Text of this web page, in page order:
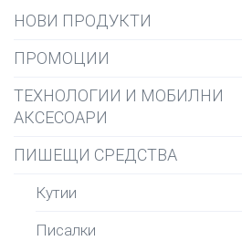
НОВИ ПРОДУКТИ
ПРОМОЦИИ
ТЕХНОЛОГИИ И МОБИЛНИ
АКСЕСОАРИ
ПИШЕЩИ СРЕДСТВА
Кутии
Писалки